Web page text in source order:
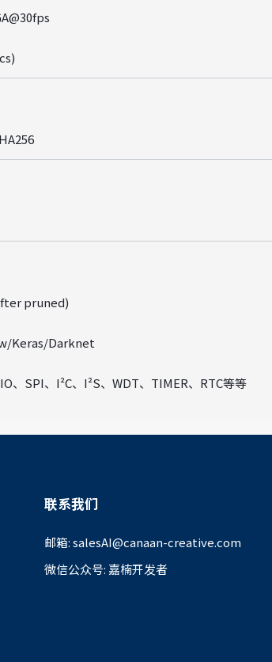
pruned)
Keras/Darknet
、SPI、I²C、I²S、WDT、TIMER、RTC等等
联系我们
邮箱: salesAI@canaan-creative.com
微信公众号: 嘉楠开发者